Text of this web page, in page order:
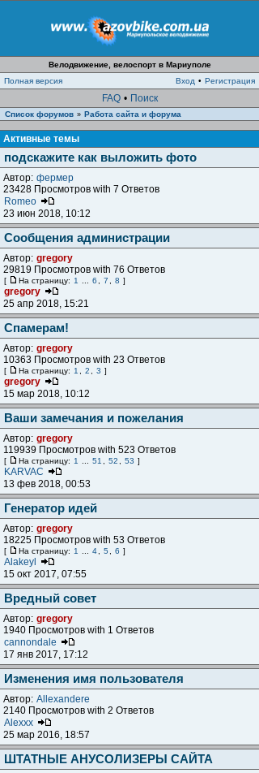
Велодвижение, велоспорт в Мариуполе
Полная версия
Вход • Регистрация
FAQ • Поиск
Список форумов » Работа сайта и форума
Активные темы
подскажите как выложить фото
Автор: фермер
23428 Просмотров with 7 Ответов
Romeo
23 июн 2018, 10:12
Сообщения администрации
Автор: gregory
29819 Просмотров with 76 Ответов
[ На страницу: 1 6 7 8 ]
gregory
25 апр 2018, 15:21
Спамерам!
Автор: gregory
10363 Просмотров with 23 Ответов
[ На страницу: 1 2 3 ]
gregory
15 мар 2018, 10:12
Ваши замечания и пожелания
Автор: gregory
119939 Просмотров with 523 Ответов
[ На страницу: 1 51 52 53 ]
KARVAC
13 фев 2018, 00:53
Генератор идей
Автор: gregory
18225 Просмотров with 53 Ответов
[ На страницу: 1 4 5 6 ]
Alakeyl
15 окт 2017, 07:55
Вредный совет
Автор: gregory
1940 Просмотров with 1 Ответов
cannondale
17 янв 2017, 17:12
Изменения имя пользователя
Автор: Allexandere
2140 Просмотров with 2 Ответов
Alexxx
25 мар 2016, 18:57
ШТАТНЫЕ АНУСОЛИЗЕРЫ САЙТА